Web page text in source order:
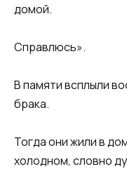
домой.
Справлюсь».
В памяти всплыли
брака.
Тогда они жили в
холодном, словно